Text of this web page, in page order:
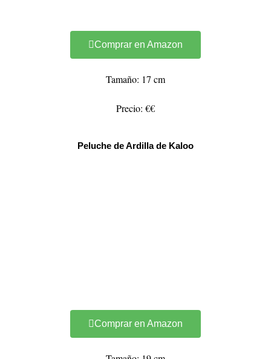
Comprar en Amazon
Tamaño: 17 cm
Precio: €€
Peluche de Ardilla de Kaloo
Comprar en Amazon